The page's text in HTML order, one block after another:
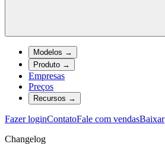
Modelos →
Produto →
Empresas
Preços
Recursos →
Fazer loginContatoFale com vendasBaixar
Changelog